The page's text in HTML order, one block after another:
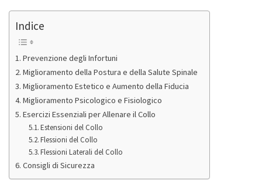
Indice
Prevenzione degli Infortuni
Miglioramento della Postura e della Salute Spinale
Miglioramento Estetico e Aumento della Fiducia
Miglioramento Psicologico e Fisiologico
Esercizi Essenziali per Allenare il Collo
Estensioni del Collo
Flessioni del Collo
Flessioni Laterali del Collo
Consigli di Sicurezza